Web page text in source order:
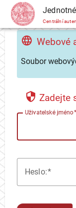
CAS
Centrální
Webové
Soubor
Zadejte
Uživatelské jméno
Heslo: